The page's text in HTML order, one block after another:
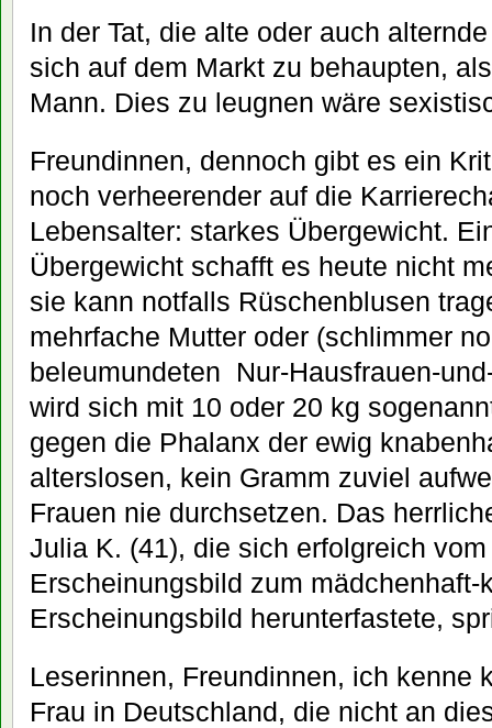
In der Tat, die alte oder auch
sich auf dem Markt zu behaupten,
Mann. Dies zu leugnen wäre
Freundinnen, dennoch gibt es ein
noch verheerender auf die
Lebensalter: starkes Übergewicht.
Übergewicht schafft es heute nicht
sie kann notfalls Rüschenblusen
mehrfache Mutter oder (schlimmer
beleumundeten Nur-Hausfrauen-
wird sich mit 10 oder 20 kg
gegen die Phalanx der ewig
alterslosen, kein Gramm zuviel
Frauen nie durchsetzen. Das
Julia K. (41), die sich erfolgreich
Erscheinungsbild zum mädchenhaft-
Erscheinungsbild herunterfastete,
Leserinnen, Freundinnen, ich kenne
Frau in Deutschland, die nicht an